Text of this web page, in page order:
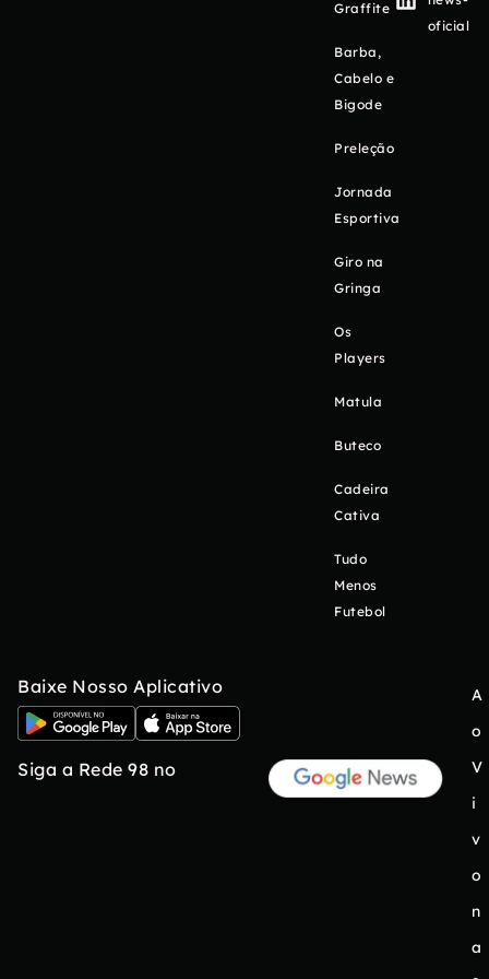
Graffite
Barba,
Cabelo e
Bigode
Preleção
Jornada
Esportiva
Giro na
Gringa
Os
Players
Matula
Buteco
Cadeira
Cativa
Tudo
Menos
Futebol
oficial
Baixe Nosso Aplicativo
Siga a Rede 98 no
A
o
V
i
v
o
n
a